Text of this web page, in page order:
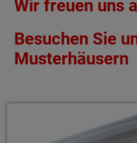
Wir freuen uns
Besuchen Sie
Musterhäusern